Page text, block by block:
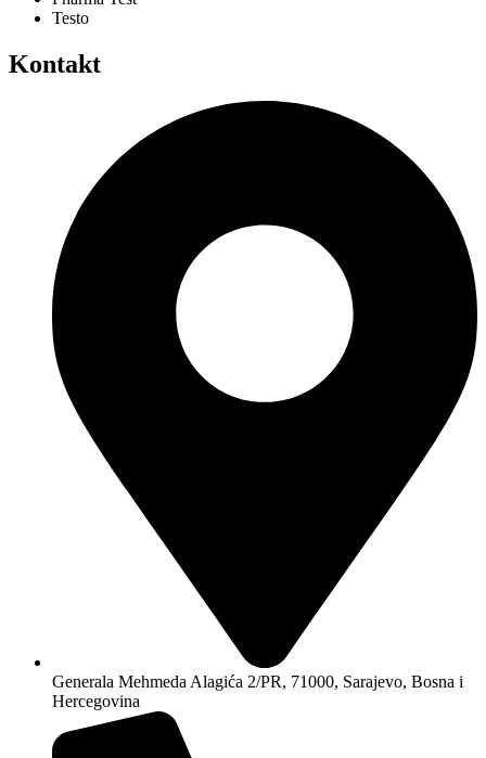
Testo
Kontakt
Generala Mehmeda Alagića 2/PR, 71000, Sarajevo, Bosna i
Hercegovina